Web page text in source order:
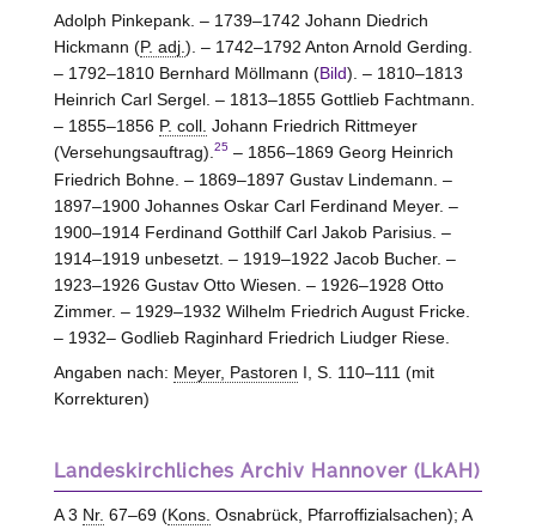
Adolph Pinkepank. – 1739–1742 Johann Diedrich
Hickmann (P. adj.). – 1742–1792 Anton Arnold Gerding.
– 1792–1810 Bernhard Möllmann (Bild). – 1810–1813
Heinrich Carl Sergel. – 1813–1855 Gottlieb Fachtmann.
– 1855–1856 P. coll. Johann Friedrich Rittmeyer
(Versehungsauftrag).25– 1856–1869 Georg Heinrich
Friedrich Bohne. – 1869–1897 Gustav Lindemann. –
1897–1900 Johannes Oskar Carl Ferdinand Meyer. –
1900–1914 Ferdinand Gotthilf Carl Jakob Parisius. –
1914–1919 unbesetzt. – 1919–1922 Jacob Bucher. –
1923–1926 Gustav Otto Wiesen. – 1926–1928 Otto
Zimmer. – 1929–1932 Wilhelm Friedrich August Fricke.
– 1932– Godlieb Raginhard Friedrich Liudger Riese.
Angaben nach: Meyer, Pastoren I, S. 110–111 (mit
Korrekturen)
Landeskirchliches Archiv Hannover (LkAH)
A 3 Nr. 67–69 (Kons. Osnabrück, Pfarroffizialsachen); A